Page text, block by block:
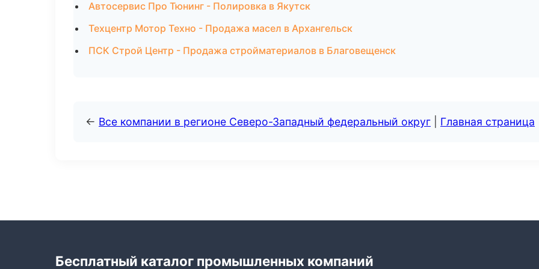
Автосервис Про Тюнинг - Полировка в Якутск
Техцентр Мотор Техно - Продажа масел в Архангельск
ПСК Строй Центр - Продажа стройматериалов в Благовещенск
← Все компании в регионе Северо-Западный федеральный округ Главная страница
Бесплатный каталог промышленных компаний